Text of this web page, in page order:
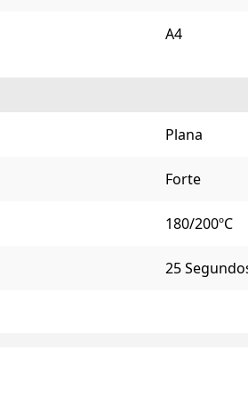
A4
Plana
Forte
180/200ºC
25